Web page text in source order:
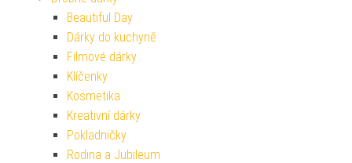
Beautiful Day
Dárky do kuchyně
Filmové dárky
Klíčenky
Kosmetika
Kreativní dárky
Pokladničky
Rodina a Jubileum